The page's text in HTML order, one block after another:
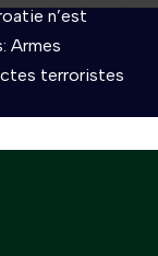
n’est
Armes
terroristes